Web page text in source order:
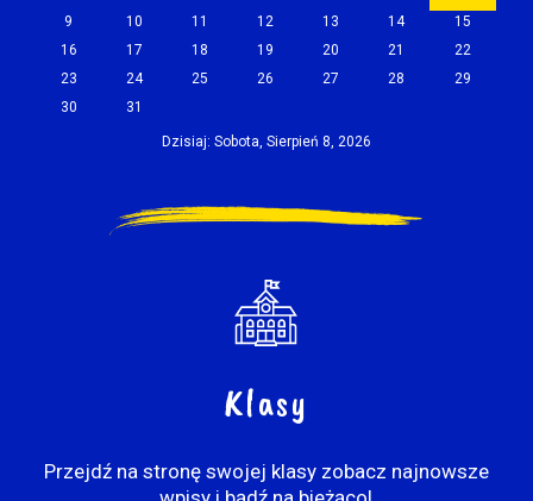
9
10 11 12 13 14
15
16
17 18 19 20 21
22
23
24 25 26 27 28
29
30
31
Dzisiaj: Sobota, Sierpień 8, 2026
Klasy
Przejdź na stronę swojej klasy zobacz najnowsze